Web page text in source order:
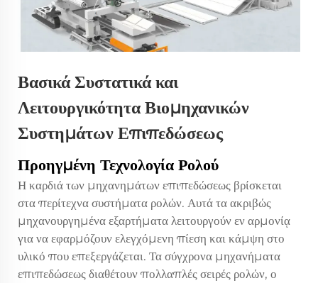
Βασικά Συστατικά και
Λειτουργικότητα Βιομηχανικών
Συστημάτων Επιπεδώσεως
Προηγμένη Τεχνολογία Ρολού
Η καρδιά των μηχανημάτων επιπεδώσεως βρίσκεται
στα περίτεχνα συστήματα ρολών. Αυτά τα ακριβώς
μηχανουργημένα εξαρτήματα λειτουργούν εν αρμονίᾳ
για να εφαρμόζουν ελεγχόμενη πίεση και κάμψη στο
υλικό που επεξεργάζεται. Τα σύγχρονα μηχανήματα
επιπεδώσεως διαθέτουν πολλαπλές σειρές ρολών, ο